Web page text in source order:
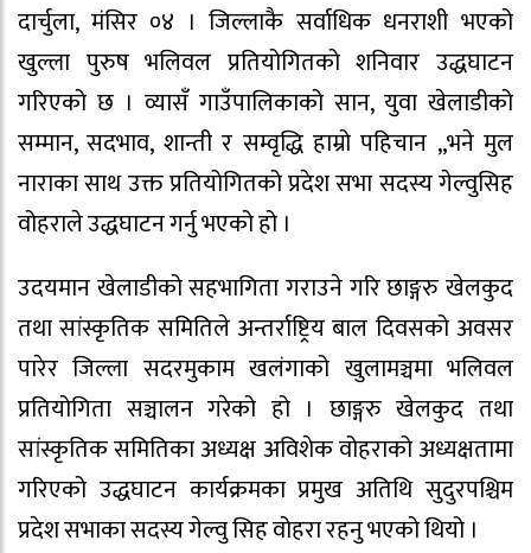
दार्चुला, मंसिर ०४ । जिल्लाकै सर्वाधिक धनराशी भएको
खुल्ला पुरुष भलिवल प्रतियोगितको शनिवार उद्धघाटन
गरिएको छ । व्यासँ गाउँपालिकाको सान, युवा खेलाडीको
सम्मान, सदभाव, शान्ती र सम्वृद्धि हाम्रो पहिचान ,,भने मुल
नाराका साथ उक्त प्रतियोगितको प्रदेश सभा सदस्य गेल्वुसिह
वोहराले उद्धघाटन गर्नु भएको हो ।
उदयमान खेलाडीको सहभागिता गराउने गरि छाङ्गरु खेलकुद
तथा सांस्कृतिक समितिले अन्तर्राष्ट्रिय बाल दिवसको अवसर
पारेर जिल्ला सदरमुकाम खलंगाको खुलामञ्चमा भलिवल
प्रतियोगिता सञ्चालन गरेको हो । छाङ्गरु खेलकुद तथा
सांस्कृतिक समितिका अध्यक्ष अविशेक वोहराको अध्यक्षतामा
गरिएको उद्धघाटन कार्यक्रमका प्रमुख अतिथि सुदुरपश्चिम
प्रदेश सभाका सदस्य गेल्वु सिह वोहरा रहनु भएको थियो ।